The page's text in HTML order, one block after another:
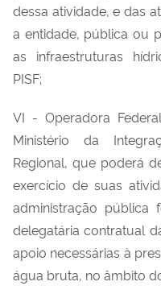
dessa atividade, e das
a entidade, pública ou
as infraestruturas
PISF;
VI - Operadora
Ministério da
Regional, que poderá
exercício de suas
administração pública
delegatária contratual
apoio necessárias à
água bruta, no âmbito